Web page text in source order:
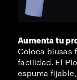
Aumenta tu
Coloca blusas
facilidad. El
espuma